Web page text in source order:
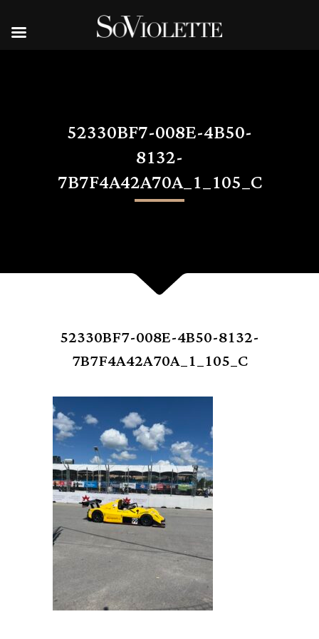
52330BF7-008E-4B50-
8132-
7B7F4A42A70A_1_105_C
52330BF7-008E-4B50-8132-
7B7F4A42A70A_1_105_C